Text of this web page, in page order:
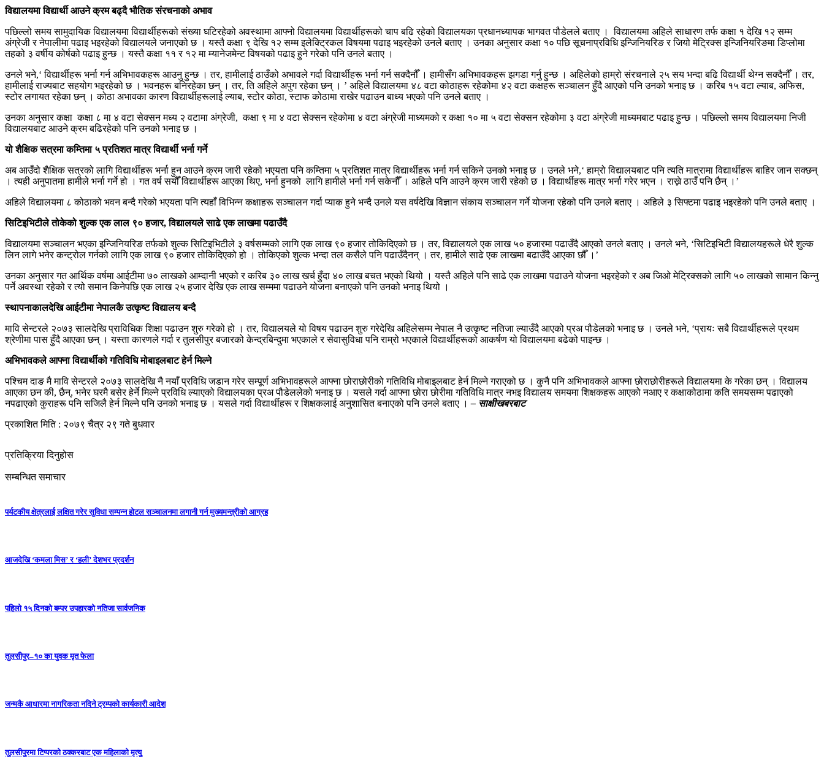
विद्यालयमा विद्यार्थी आउने क्रम बढ्दै भौतिक संरचनाको अभाव
पछिल्लो समय सामुदायिक विद्यालयमा विद्यार्थीहरूको संख्या घटिरहेको अवस्थामा आफ्नो विद्यालयमा विद्यार्थीहरूको चाप बढि रहेको विद्यालयका प्रधानध्यापक भागवत पौडेलले बताए । विद्यालयमा अहिले साधारण तर्फ कक्षा १ देखि १२ सम्म
अंग्रेजी र नेपालीमा पढाइ भइरहेको विद्यालयले जनाएको छ । यस्तै कक्षा ९ देखि १२ सम्म इलेक्ट्रिकल विषयमा पढाइ भइरहेको उनले बताए । उनका अनुसार कक्षा १० पछि सूचनाप्रविधि इन्जिनियरिङ र जियो मेट्रिक्स इन्जिनियरिङमा डिप्लोमा
तहको ३ वर्षीय कोर्षको पढाइ हुन्छ । यस्तै कक्षा ११ र १२ मा म्यानेजमेन्ट विषयको पढाइ हुने गरेको पनि उनले बताए ।
उनले भने,‘ विद्यार्थीहरू भर्ना गर्न अभिभावकहरू आउनु हुन्छ । तर, हामीलाई ठाउँको अभावले गर्दा विद्यार्थीहरू भर्ना गर्न सक्दैनौँ । हामीसँग अभिभावकहरू झगडा गर्नु हुन्छ । अहिलेको हाम्रो संरचनाले २५ सय भन्दा बढि विद्यार्थी थेग्न सक्दैनौँ । तर,
हामीलाई राज्यबाट सहयोग भइरहेको छ । भवनहरू बनिरहेका छन् । तर, ति अहिले अपुग रहेका छन् । ’ अहिले विद्यालयमा ४८ वटा कोठाहरू रहेकोमा ४२ वटा कक्षहरू सञ्चालन हुँदै आएको पनि उनको भनाइ छ । करिब १५ वटा ल्याब, अफिस,
स्टोर लगायत रहेका छन् । कोठा अभावका कारण विद्यार्थीहरूलाई ल्याब, स्टोर कोठा, स्टाफ कोठामा राखेर पढाउन बाध्य भएको पनि उनले बताए ।
उनका अनुसार कक्षा कक्षा ८ मा ४ वटा सेक्सन मध्य २ वटामा अंग्रेजी, कक्षा ९ मा ४ वटा सेक्सन रहेकोमा ४ वटा अंग्रेजी माध्यमको र कक्षा १० मा ५ वटा सेक्सन रहेकोमा ३ वटा अंग्रेजी माध्यमबाट पढाइ हुन्छ । पछिल्लो समय विद्यालयमा निजी
विद्यालयबाट आउने क्रम बढिरहेको पनि उनको भनाइ छ ।
यो शैक्षिक सत्रमा कम्तिमा ५ प्रतिशत मात्र विद्यार्थी भर्ना गर्ने
अब आउँदो शैक्षिक सत्रको लागि विद्यार्थीहरू भर्ना हुन आउने क्रम जारी रहेको भएयता पनि कम्तिमा ५ प्रतिशत मात्र विद्यार्थीहरू भर्ना गर्न सकिने उनको भनाइ छ । उनले भने,‘ हाम्रो विद्यालयबाट पनि त्यति मात्रामा विद्यार्थीहरू बाहिर जान सक्छन्
। त्यही अनुपातमा हामीले भर्ना गर्ने हो । गत वर्ष सयौँ विद्यार्थीहरू आएका थिए, भर्ना हुनको लागि हामीले भर्ना गर्न सकेनौँ । अहिले पनि आउने क्रम जारी रहेको छ । विद्यार्थीहरू मात्र भर्ना गरेर भएन । राख्ने ठाउँ पनि छैन् ।’
अहिले विद्यालयमा ८ कोठाको भवन बन्दै गरेको भएयता पनि त्यहाँ विभिन्न कक्षाहरू सञ्चालन गर्दा प्याक हुने भन्दै उनले यस वर्षदेखि विज्ञान संकाय सञ्चालन गर्ने योजना रहेको पनि उनले बताए । अहिले ३ सिफ्टमा पढाइ भइरहेको पनि उनले बताए ।
सिटिइभिटीले तोकेको शुल्क एक लाल ९० हजार, विद्यालयले साढे एक लाखमा पढाउँदै
विद्यालयमा सञ्चालन भएका इन्जिनियरिङ तर्फको शुल्क सिटिइभिटीले ३ वर्षसम्मको लागि एक लाख ९० हजार तोकिदिएको छ । तर, विद्यालयले एक लाख ५० हजारमा पढाउँदै आएको उनले बताए । उनले भने, ‘सिटिइभिटी विद्यालयहरूले धेरै शुल्क
लिन लागे भनेर कन्ट्रोल गर्नको लागि एक लाख ९० हजार तोकिदिएको हो । तोकिएको शुल्क भन्दा तल कसैले पनि पढाउँदैनन् । तर, हामीले साढे एक लाखमा बढाउँदै आएका छौँ ।’
उनका अनुसार गत आर्थिक वर्षमा आईटीमा ७० लाखको आम्दानी भएको र करिब ३० लाख खर्च हुँदा ४० लाख बचत भएको थियो । यस्तै अहिले पनि साढे एक लाखमा पढाउने योजना भइरहेको र अब जिओ मेट्रिक्सको लागि ५० लाखको सामान किन्नु
पर्ने अवस्था रहेको र त्यो समान किनेपछि एक लाख २५ हजार देखि एक लाख सम्ममा पढाउने योजना बनाएको पनि उनको भनाइ थियो ।
स्थापनाकालदेखि आईटीमा नेपालकै उत्कृष्ट विद्यालय बन्दै
मावि सेन्टरले २०७३ सालदेखि प्राविधिक शिक्षा पढाउन शुरु गरेको हो । तर, विद्यालयले यो विषय पढाउन शुरु गरेदेखि अहिलेसम्म नेपाल नै उत्कृष्ट नतिजा ल्याउँदै आएको प्रअ पौडेलको भनाइ छ । उनले भने, ‘प्रायः सबै विद्यार्थीहरूले प्रथम
श्रेणीमा पास हुँदै आएका छन् । यस्ता कारणले गर्दा र तुलसीपुर बजारको केन्द्रबिन्दुमा भएकाले र सेवासुविधा पनि राम्रो भएकाले विद्यार्थीहरूको आकर्षण यो विद्यालयमा बढेको पाइन्छ ।
अभिभावकले आफ्ना विद्यार्थीको गतिविधि मोबाइलबाट हेर्न मिल्ने
पश्चिम दाङ मै मावि सेन्टरले २०७३ सालदेखि नै नयाँ प्रविधि जडान गरेर सम्पूर्ण अभिभावहरूले आफ्ना छोराछोरीको गतिविधि मोबाइलबाट हेर्न मिल्ने गराएको छ । कुनै पनि अभिभावकले आफ्ना छोराछोरीहरूले विद्यालयमा के गरेका छन् । विद्यालय
आएका छन की, छैन्, भनेर घरमै बसेर हेर्ने मिल्ने प्रविधि ल्याएको विद्यालयका प्रअ पौडेललेको भनाइ छ । यसले गर्दा आफ्ना छोरा छोरीमा गतिविधि मात्र नभइ विद्यालय समयमा शिक्षकहरू आएको नआए र कक्षाकोठामा कति समयसम्म पढाएको
नपढाएको कुराहरू पनि सजिलै हेर्न मिल्ने पनि उनको भनाइ छ । यसले गर्दा विद्यार्थीहरू र शिक्षकलाई अनुशासित बनाएको पनि उनले बताए ।– साक्षीखबरबाट
प्रकाशित मिति : २०७९ चैत्र २९ गते बुधवार
प्रतिक्रिया दिनुहोस
सम्बन्धित समाचार
पर्यटकीय क्षेत्रलाई लक्षित गरेर सुविधा सम्पन्न होटल सञ्चालनमा लगानी गर्न मुख्यमन्त्रीको आग्रह
आजदेखि ‘कमला मिस’ र ‘हली’ देशभर प्रदर्शन
पहिलो १५ दिनको बम्पर उपहारको नतिजा सार्वजनिक
तुलसीपुर–१० का युवक मृत फेला
जन्मकै आधारमा नागरिकता नदिने ट्रम्पको कार्यकारी आदेश
तुलसीपुरमा टिप्परको ठक्करबाट एक महिलाको मृत्यु